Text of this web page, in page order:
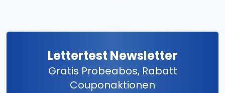
Lettertest Newsletter
Gratis Probeabos, Rabatt
Couponaktionen